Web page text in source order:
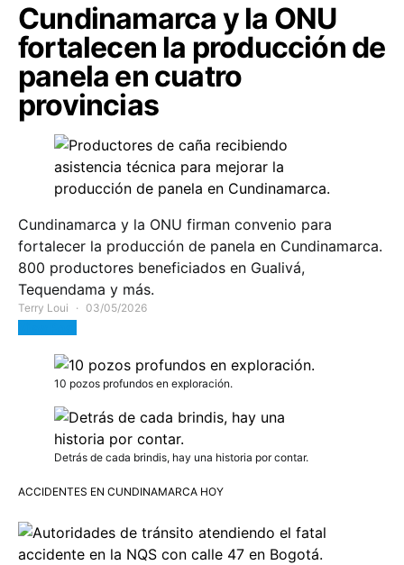
Cundinamarca y la ONU
fortalecen la producción de
panela en cuatro
provincias
Cundinamarca y la ONU firman convenio para
fortalecer la producción de panela en Cundinamarca.
800 productores beneficiados en Gualivá,
Tequendama y más.
Terry Loui 03/05/2026
10 pozos profundos en exploración.
Detrás de cada brindis, hay una historia por contar.
ACCIDENTES EN CUNDINAMARCA HOY